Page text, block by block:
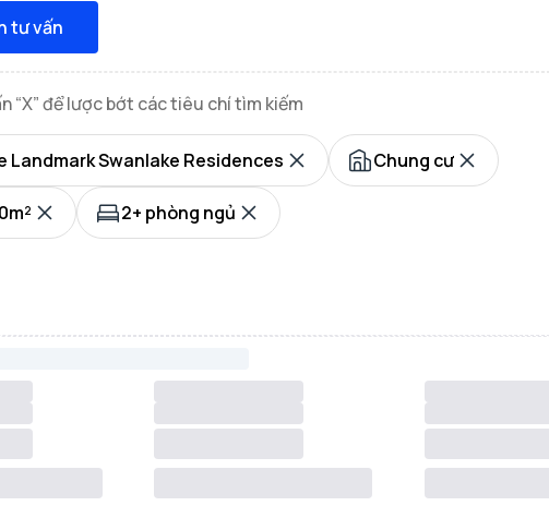
tư vấn
“X” để lược bớt các tiêu chí tìm kiếm
Landmark Swanlake Residences Chung cư
2+ phòng ngủ